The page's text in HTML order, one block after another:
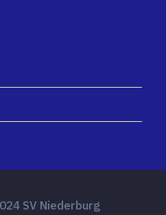
SV Niederburg